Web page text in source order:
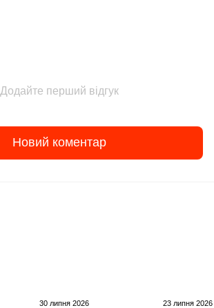
Додайте перший відгук
Новий коментар
30 липня 2026 23 липня 2026